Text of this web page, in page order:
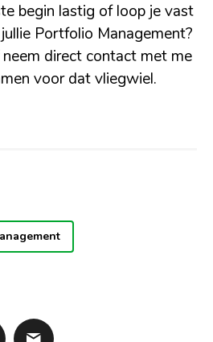
begin lastig of loop je vast
Portfolio Management?
direct contact met me
voor dat vliegwiel.